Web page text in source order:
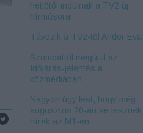
hétfőtől indulnak a TV2 új
hírműsorai
Távozik a TV2-től Andor Éva
Szombattól megújul az
Időjárás-jelentés a
közmédiában
Nagyon úgy fest, hogy még
augusztus 20-án se lesznek
hírek az M1-en